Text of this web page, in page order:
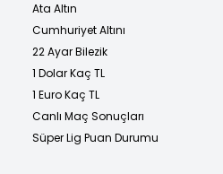
Ata Altın
Cumhuriyet Altını
22 Ayar Bilezik
1 Dolar Kaç TL
1 Euro Kaç TL
Canlı Maç Sonuçları
Süper Lig Puan Durumu